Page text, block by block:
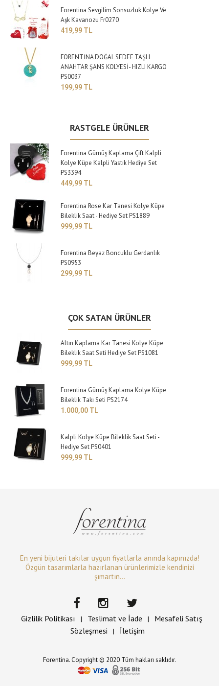
Forentina Sevgilim Sonsuzluk Kolye Ve
Aşk Kavanozu Fr0270
419,99 TL
FORENTİNA DOĞAL SEDEF TAŞLI
ANAHTAR ŞANS KOLYESİ- HIZLI KARGO
PS0037
199,99 TL
RASTGELE ÜRÜNLER
Forentina Gümüş Kaplama Çift Kalpli
Kolye Küpe Kalpli Yastık Hediye Set
PS3394
449,99 TL
Forentina Rose Kar Tanesi Kolye Küpe
Bileklik Saat - Hediye Set PS1889
999,99 TL
Forentina Beyaz Boncuklu Gerdanlık
PS0953
299,99 TL
ÇOK SATAN ÜRÜNLER
Altın Kaplama Kar Tanesi Kolye Küpe
Bileklik Saat Seti Hediye Set PS1081
999,99 TL
Forentina Gümüş Kaplama Kolye Küpe
Bileklik Takı Seti PS2174
1.000,00 TL
Kalpli Kolye Küpe Bileklik Saat Seti -
Hediye Set PS0401
999,99 TL
En yeni bijuteri takılar uygun fiyatlarla anında kapınızda!
Özgün tasarımlarla hazırlanan ürünlerimizle kendinizi
şımartın...
Gizlilik Politikası | Teslimat ve İade |
Mesafeli Satış
Sözleşmesi
| İletişim
Forentina. Copyright © 2020 Tüm hakları saklıdır.